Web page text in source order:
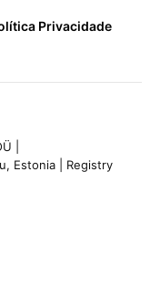
Privacidade
|
Estonia | Registry